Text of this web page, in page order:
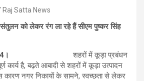
Raj Satta News
संतुलन को लेकर रंग ला रहे हैं सीएम पुष्कर सिंह
शहरों में कूड़ा प्रबंधन
कार्य है, बढ़ते आबादी से शहरों में कूड़ा उत्पादन
कारण नगर निकायों के सामने, स्वच्छता से लेकर